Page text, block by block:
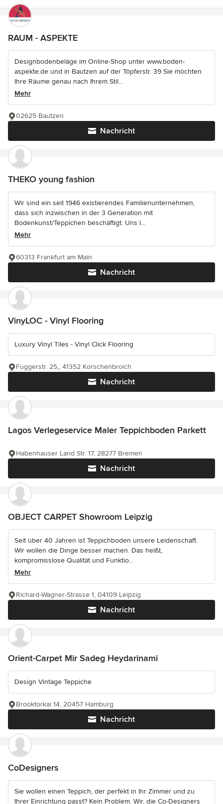
RAUM - ASPEKTE
Designbodenbeläge im Online-Shop unter www.boden-
aspekte.de und in Bautzen auf der Töpferstr. 39 Sie möchten
Ihre Räume genau nach Ihrem Stil...
Mehr
Nachricht
02625 Bautzen
THEKO young fashion
Wir sind ein seit 1946 existierendes Familienunternehmen,
dass sich inzwischen in der 3 Generation mit
Bodenkunst/Teppichen beschäftigt. Uns l...
Mehr
Nachricht
60313 Frankfurt am Main
VinyLOC - Vinyl Flooring
Luxury Vinyl Tiles - Vinyl Click Flooring
Nachricht
Fuggerstr. 25,, 41352 Korschenbroich
Lagos Verlegeservice Maler Teppichboden Parkett
Nachricht
Habenhauser Land Str. 17, 28277 Bremen
OBJECT CARPET Showroom Leipzig
Seit über 40 Jahren ist Teppichboden unsere Leidenschaft.
Wir wollen die Dinge besser machen. Das heißt,
kompromisslose Qualität und Funktio...
Mehr
Nachricht
Richard-Wagner-Strasse 1, 04109 Leipzig
Orient-Carpet Mir Sadeg Heydarinami
Design Vintage Teppiche
Nachricht
Brooktorkai 14, 20457 Hamburg
CoDesigners
Sie wollen einen Teppich, der perfekt in Ihr Zimmer und zu
Ihrer Einrichtung passt? Kein Problem. Wir, die Co-Designers